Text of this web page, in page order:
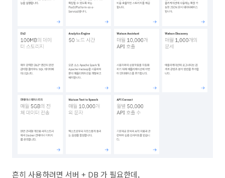
흔히 사용하려면 서버 + DB 가 필요한데,